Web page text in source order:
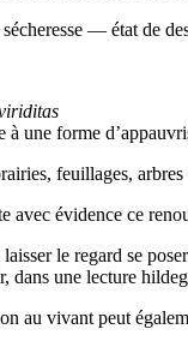
sécheresse — état de
une forme
feuillages,
avec évidence ce
le regard se
dans une lecture
au vivant peut